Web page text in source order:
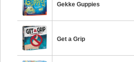
Gekke Guppies
Get a Grip